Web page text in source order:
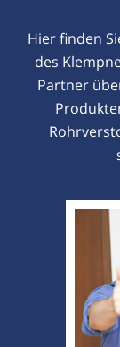
Hier finden
des
Partner